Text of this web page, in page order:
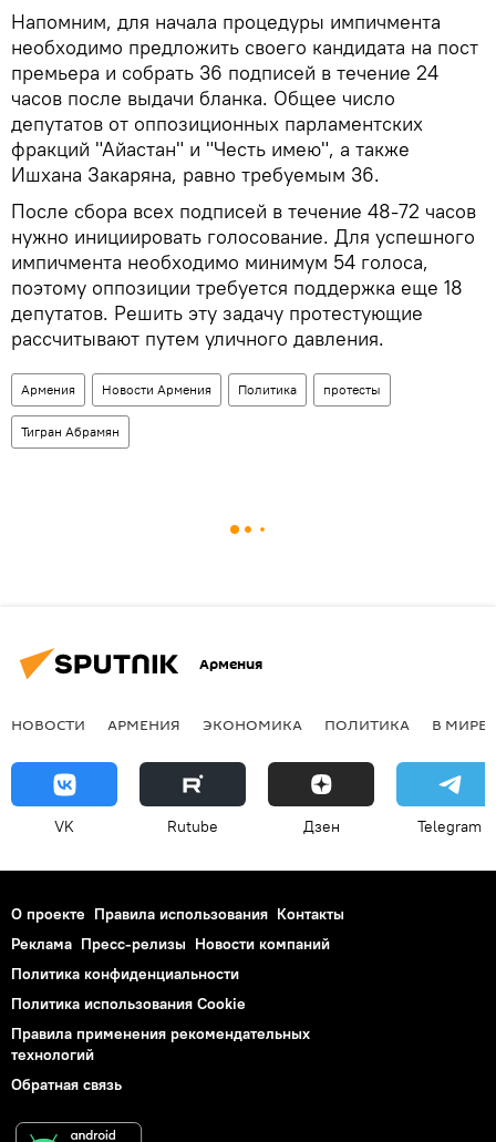
Напомним, для начала процедуры импичмента
необходимо предложить своего кандидата на пост
премьера и собрать 36 подписей в течение 24
часов после выдачи бланка. Общее число
депутатов от оппозиционных парламентских
фракций "Айастан" и "Честь имею", а также
Ишхана Закаряна, равно требуемым 36.
После сбора всех подписей в течение 48-72 часов
нужно инициировать голосование. Для успешного
импичмента необходимо минимум 54 голоса,
поэтому оппозиции требуется поддержка еще 18
депутатов. Решить эту задачу протестующие
рассчитывают путем уличного давления.
Армения Новости Армения Политика протесты
Тигран Абрамян
Армения
НОВОСТИ АРМЕНИЯ ЭКОНОМИКА ПОЛИТИКА В МИРЕ
VK Rutube Дзен Telegram
О проекте Правила использования Контакты
Реклама Пресс-релизы Новости компаний
Политика конфиденциальности
Политика использования Cookie
Правила применения рекомендательных
технологий
Обратная связь